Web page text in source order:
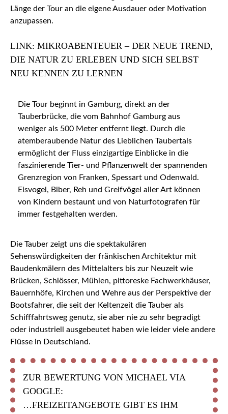
Länge der Tour an die eigene Ausdauer oder Motivation
anzupassen.
LINK: MIKROABENTEUER – DER NEUE TREND,
DIE NATUR ZU ERLEBEN UND SICH SELBST
NEU KENNEN ZU LERNEN
Die Tour beginnt in Gamburg, direkt an der
Tauberbrücke, die vom Bahnhof Gamburg aus
weniger als 500 Meter entfernt liegt. Durch die
atemberaubende Natur des Lieblichen Taubertals
ermöglicht der Fluss einzigartige Einblicke in die
faszinierende Tier- und Pflanzenwelt der spannenden
Grenzregion von Franken, Spessart und Odenwald.
Eisvogel, Biber, Reh und Greifvögel aller Art können
von Kindern bestaunt und von Naturfotografen für
immer festgehalten werden.
Die Tauber zeigt uns die spektakulären
Sehenswürdigkeiten der fränkischen Architektur mit
Baudenkmälern des Mittelalters bis zur Neuzeit wie
Brücken, Schlösser, Mühlen, pittoreske Fachwerkhäuser,
Bauernhöfe, Kirchen und Wehre aus der Perspektive der
Bootsfahrer, die seit der Keltenzeit die Tauber als
Schifffahrtsweg genutz, sie aber nie zu sehr begradigt
oder industriell ausgebeutet haben wie leider viele andere
Flüsse in Deutschland.
ZUR BEWERTUNG VON MICHAEL VIA
GOOGLE:
…FREIZEITANGEBOTE GIBT ES IHM